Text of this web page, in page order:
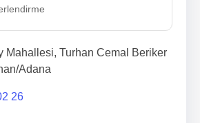
Mahallesi, Turhan Cemal Beriker
Adana
26